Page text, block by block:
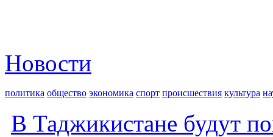
Новости
политика общество экономика спорт происшествия культура
В Таджикистане будут